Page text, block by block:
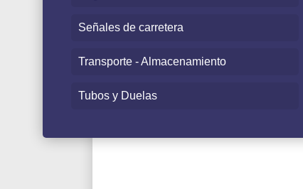
Señales de carretera
Transporte - Almacenamiento
Tubos y Duelas